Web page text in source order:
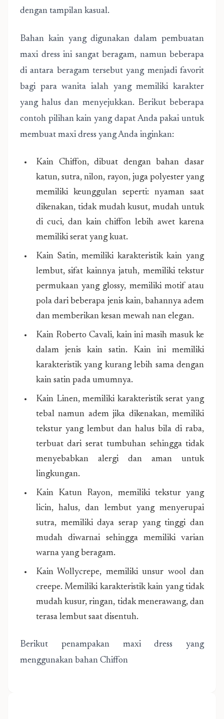
dengan tampilan kasual.
Bahan kain yang digunakan dalam pembuatan
maxi dress ini sangat beragam, namun beberapa
di antara beragam tersebut yang menjadi favorit
bagi para wanita ialah yang memiliki karakter
yang halus dan menyejukkan. Berikut beberapa
contoh pilihan kain yang dapat Anda pakai untuk
membuat maxi dress yang Anda inginkan:
Kain Chiffon, dibuat dengan bahan dasar
katun, sutra, nilon, rayon, juga polyester yang
memiliki keunggulan seperti: nyaman saat
dikenakan, tidak mudah kusut, mudah untuk
di cuci, dan kain chiffon lebih awet karena
memiliki serat yang kuat.
Kain Satin, memiliki karakteristik kain yang
lembut, sifat kainnya jatuh, memiliki tekstur
permukaan yang glossy, memiliki motif atau
pola dari beberapa jenis kain, bahannya adem
dan memberikan kesan mewah nan elegan.
Kain Roberto Cavali, kain ini masih masuk ke
dalam jenis kain satin. Kain ini memiliki
karakteristik yang kurang lebih sama dengan
kain satin pada umumnya.
Kain Linen, memiliki karakteristik serat yang
tebal namun adem jika dikenakan, memiliki
tekstur yang lembut dan halus bila di raba,
terbuat dari serat tumbuhan sehingga tidak
menyebabkan alergi dan aman untuk
lingkungan.
Kain Katun Rayon, memiliki tekstur yang
licin, halus, dan lembut yang menyerupai
sutra, memiliki daya serap yang tinggi dan
mudah diwarnai sehingga memiliki varian
warna yang beragam.
Kain Wollycrepe, memiliki unsur wool dan
creepe. Memiliki karakteristik kain yang tidak
mudah kusur, ringan, tidak menerawang, dan
terasa lembut saat disentuh.
Berikut penampakan maxi dress yang
menggunakan bahan Chiffon